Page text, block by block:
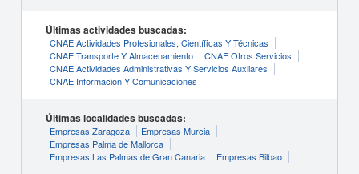
Últimas actividades buscadas:
CNAE Actividades Profesionales, Científicas Y Técnicas
CNAE Transporte Y Almacenamiento
CNAE Otros Servicios
CNAE Actividades Administrativas Y Servicios Auxliares
CNAE Información Y Comunicaciones
Últimas localidades buscadas:
Empresas Zaragoza
Empresas Murcia
Empresas Palma de Mallorca
Empresas Las Palmas de Gran Canaria
Empresas Bilbao